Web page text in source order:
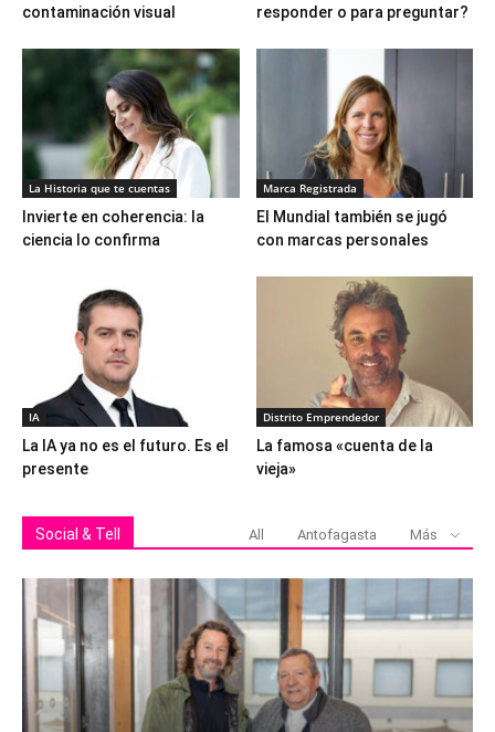
contaminación visual
responder o para preguntar?
La Historia que te cuentas
Invierte en coherencia: la
ciencia lo confirma
Marca Registrada
El Mundial también se jugó
con marcas personales
IA
La IA ya no es el futuro. Es el
presente
Distrito Emprendedor
La famosa «cuenta de la
vieja»
Social & Tell All Antofagasta Más